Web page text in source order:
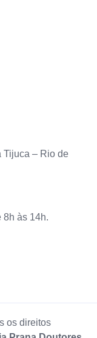
Tijuca – Rio de
8h às 14h.
os direitos